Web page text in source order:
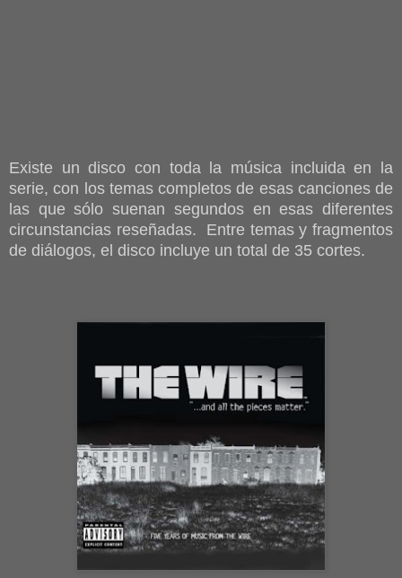
Existe un disco con toda la música incluida en la
serie, con los temas completos de esas canciones de
las que sólo suenan segundos en esas diferentes
circunstancias reseñadas. Entre temas y fragmentos
de diálogos, el disco incluye un total de 35 cortes.